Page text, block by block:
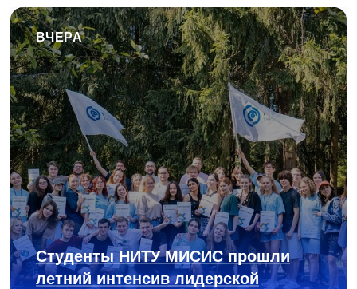
ВЧЕРА
Студенты НИТУ МИСИС прошли
летний интенсив лидерской